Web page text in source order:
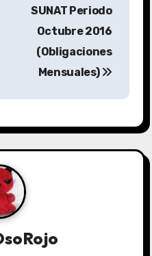
SUNAT Periodo
Octubre 2016
(Obligaciones
Mensuales)